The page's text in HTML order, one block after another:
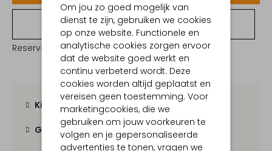
Om jou zo goed mogelijk van
dienst te zijn, gebruiken we cookies
op onze website. Functionele en
analytische cookies zorgen ervoor
dat de website goed werkt en
continu verbeterd wordt. Deze
cookies worden altijd geplaatst en
vereisen geen toestemming. Voor
marketingcookies, die we
gebruiken om jouw voorkeuren te
volgen en je gepersonaliseerde
advertenties te tonen, vragen we
Bekijk winkelvoorraad
Reserveer direct in een van onze 19 boutiques
Kies zelf je bezorgmoment
Gratis verzending vanaf € 100,-